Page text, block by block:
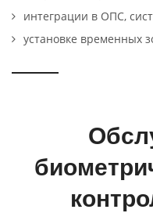
интеграции в ОПС,
установке временных